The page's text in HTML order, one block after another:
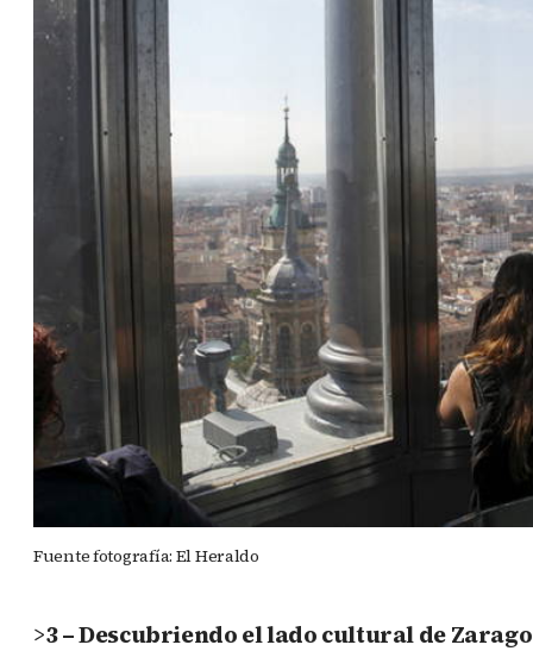
Fuente fotografía: El Heraldo
>3 – Descubriendo el lado cultural de